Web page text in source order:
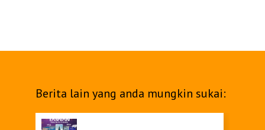
Berita lain yang anda mungkin sukai: